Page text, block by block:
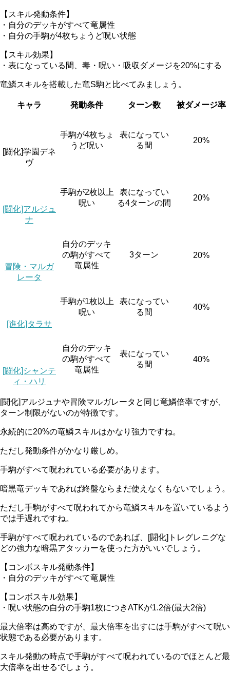
【スキル発動条件】
・自分のデッキがすべて竜属性
・自分の手駒が4枚ちょうど呪い状態
【スキル効果】
・表になっている間、毒・呪い・吸収ダメージを20%にする
竜鱗スキルを搭載した竜S駒と比べてみましょう。
キャラ 発動条件 ターン数 被ダメージ率
[闘化]学園デネ
ヴ
手駒が4枚ちょ
うど呪い
表になってい
る間
20%
[闘化]アルジュ
ナ
手駒が2枚以上
呪い
表になってい
る4ターンの間
20%
冒険・マルガ
レータ
自分のデッキ
の駒がすべて
竜属性
3ターン 20%
[進化]タラサ
手駒が1枚以上
呪い
表になってい
る間
40%
[闘化]シャンテ
ィ・ハリ
自分のデッキ
の駒がすべて
竜属性
表になってい
る間
40%
[闘化]アルジュナや冒険マルガレータと同じ竜鱗倍率ですが、
ターン制限がないのが特徴です。
永続的に20%の竜鱗スキルはかなり強力ですね。
ただし発動条件がかなり厳しめ。
手駒がすべて呪われている必要があります。
暗黒竜デッキであれば終盤ならまだ使えなくもないでしょう。
ただし手駒がすべて呪われてから竜鱗スキルを置いているよう
では手遅れですね。
手駒がすべて呪われているのであれば、[闘化]トレグレニグな
どの強力な暗黒アタッカーを使った方がいいでしょう。
【コンボスキル発動条件】
・自分のデッキがすべて竜属性
【コンボスキル効果】
・呪い状態の自分の手駒1枚につきATKが1.2倍(最大2倍)
最大倍率は高めですが、 最大倍率を出すには手駒がすべて呪い
状態である必要があります。
スキル発動の時点で手駒がすべて呪われているのでほとんど最
大倍率を出せるでしょう。